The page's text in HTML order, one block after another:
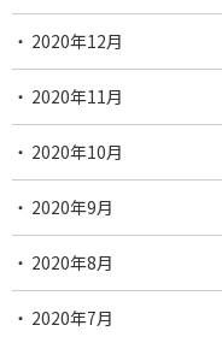
2020年12月
2020年11月
2020年10月
2020年9月
2020年8月
2020年7月